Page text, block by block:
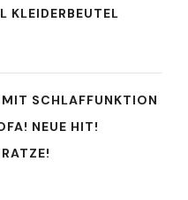
KLEIDERBEUTEL
SCHLAFFUNKTION
NEUE HIT!